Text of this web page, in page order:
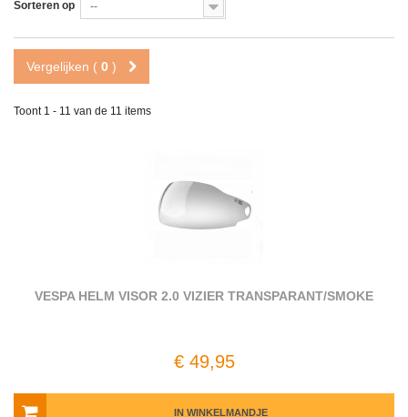
Sorteren op --
Vergelijken ( 0 )
Toont 1 - 11 van de 11 items
VESPA HELM VISOR 2.0 VIZIER TRANSPARANT/SMOKE
€ 49,95
IN WINKELMANDJE